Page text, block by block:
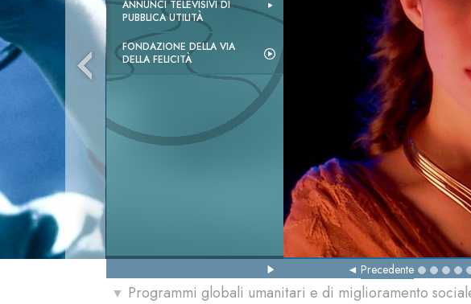
ANNUNCI TELEVISIVI DI
PUBBLICA UTILITÀ
FONDAZIONE DELLA VIA
DELLA FELICITÀ
Precedente
▼ Programmi globali umanitari e di miglioramento